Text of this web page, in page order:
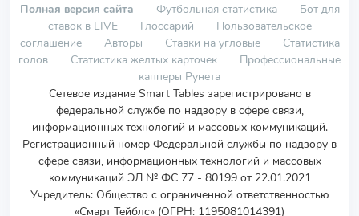
Полная версия сайта Футбольная статистика
Бот для
ставок в LIVE
Глоссарий
Пользовательское
соглашение
Авторы Ставки на угловые
Статистика
голов
Статистика желтых карточек
Профессиональные
капперы Рунета
Сетевое издание Smart Tables зарегистрировано в
федеральной службе по надзору в сфере связи,
информационных технологий и массовых коммуникаций.
Регистрационный номер Федеральной службы по надзору в
сфере связи, информационных технологий и массовых
коммуникаций ЭЛ № ФС 77 - 80199 от 22.01.2021
Учредитель: Общество с ограниченной ответственностью
«Смарт Тейблс» (ОГРН: 1195081014391)